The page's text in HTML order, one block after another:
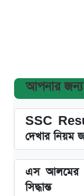
আপনার জন্য
SSC
দেখার নিয়ম
এস আলমের
সিদ্ধান্ত